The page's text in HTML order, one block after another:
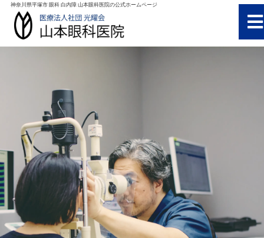
神奈川県平塚市 眼科 白内障 山本眼科医院の公式ホームページ